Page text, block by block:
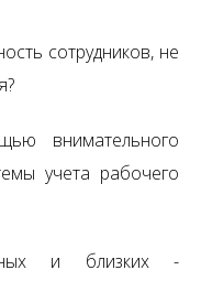
сотрудников, не
внимательного
учета рабочего
и близких -